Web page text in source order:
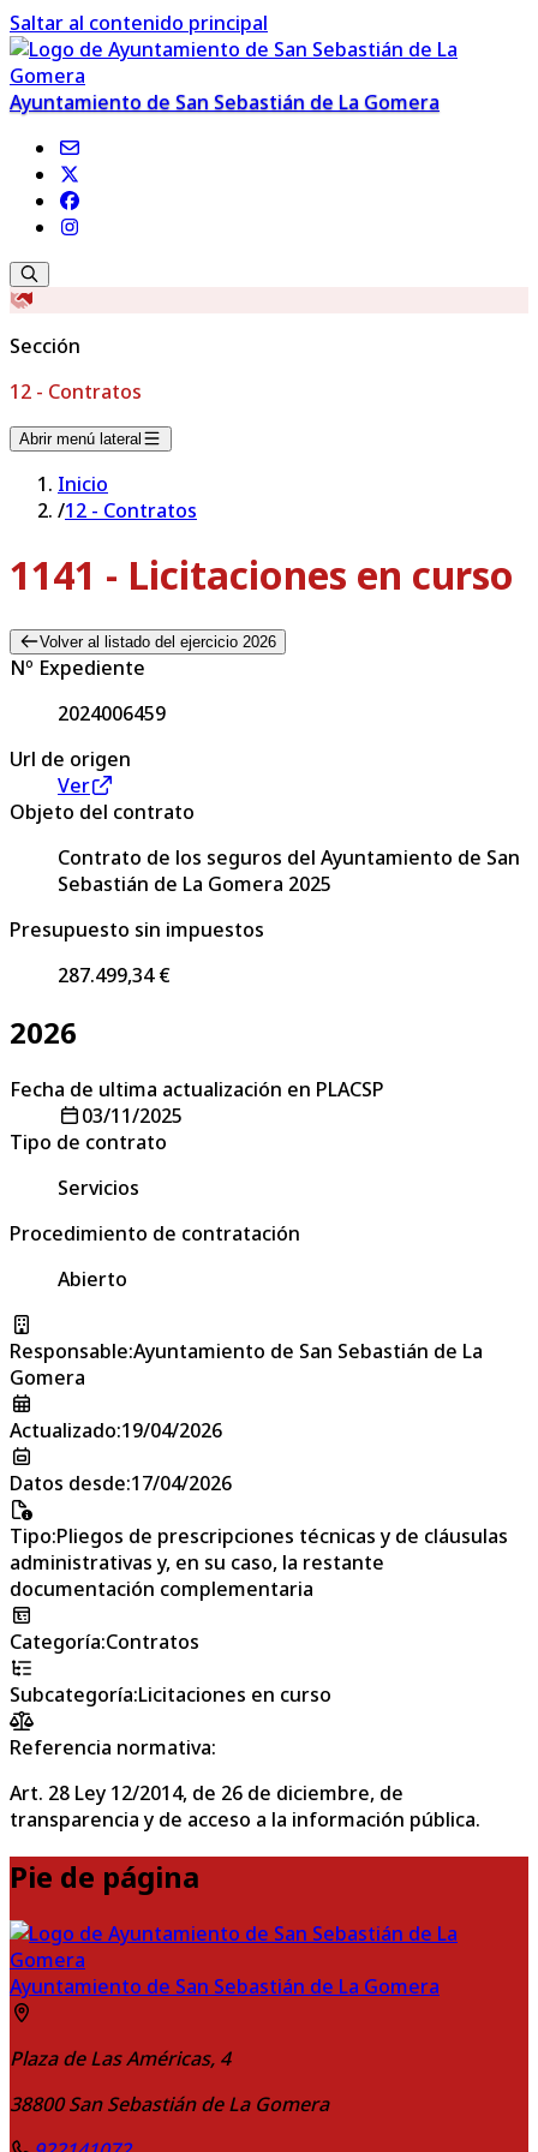
Saltar al contenido principal
Ayuntamiento de San Sebastián de La Gomera
Sección
12 - Contratos
Abrir menú lateral
Inicio
/12 - Contratos
1141 - Licitaciones en curso
Volver al listado del ejercicio 2026
Nº Expediente
2024006459
Url de origen
Ver
Objeto del contrato
Contrato de los seguros del Ayuntamiento de San
Sebastián de La Gomera 2025
Presupuesto sin impuestos
287.499,34 €
2026
Fecha de ultima actualización en PLACSP
03/11/2025
Tipo de contrato
Servicios
Procedimiento de contratación
Abierto
Responsable:Ayuntamiento de San Sebastián de La
Gomera
Actualizado:19/04/2026
Datos desde:17/04/2026
Tipo:Pliegos de prescripciones técnicas y de cláusulas
administrativas y, en su caso, la restante
documentación complementaria
Categoría:Contratos
Subcategoría:Licitaciones en curso
Referencia normativa:
Art. 28 Ley 12/2014, de 26 de diciembre, de
transparencia y de acceso a la información pública.
Pie de página
Ayuntamiento de San Sebastián de La Gomera
Plaza de Las Américas, 4
38800 San Sebastián de La Gomera